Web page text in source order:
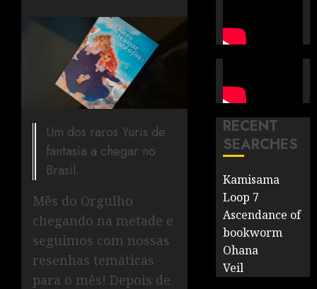
Um dos raros Yuris de
fantasia a chegar no
Brasil.
Mês do Orgulho
chegando na metade e
seguimos com nossas
resenhas temáticas
para o mês! Depois de
RECENT
SEARCHES
Kamisama
Loop 7
Ascendance of
bookworm
Ohana
Veil